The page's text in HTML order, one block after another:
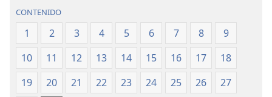
(revisión
del
2019)
(revisión
del
2019)
CONTENIDO
1 2 3 4 5 6 7 8
9
10
11 12 13 14 15 16 17
18
19
20 21 22 23 24 25 26
27